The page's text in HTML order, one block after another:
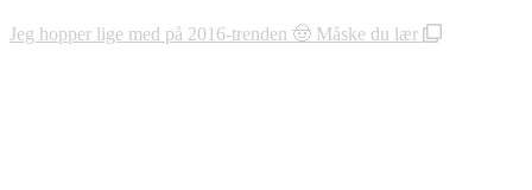
Jeg hopper lige med på 2016-trenden 🤠 Måske du lær